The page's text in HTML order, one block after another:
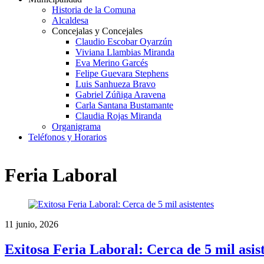
Historia de la Comuna
Alcaldesa
Concejalas y Concejales
Claudio Escobar Oyarzún
Viviana Llambias Miranda
Eva Merino Garcés
Felipe Guevara Stephens
Luis Sanhueza Bravo
Gabriel Zúñiga Aravena
Carla Santana Bustamante
Claudia Rojas Miranda
Organigrama
Teléfonos y Horarios
Feria Laboral
11 junio, 2026
Exitosa Feria Laboral: Cerca de 5 mil